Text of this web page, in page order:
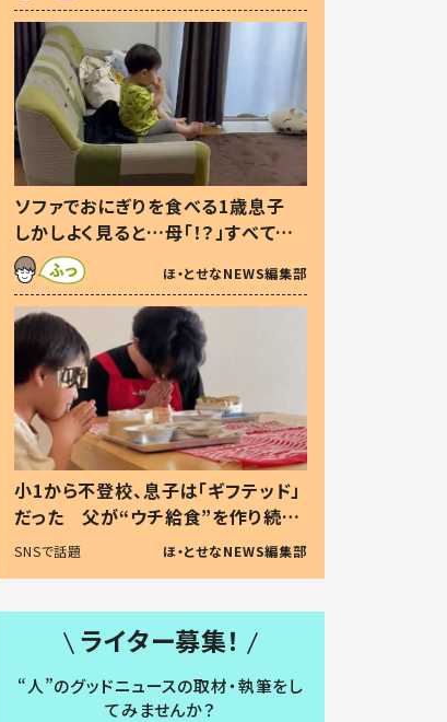
ソファでおにぎりを食べる1歳息子
しかしよく見ると…母「！？」すべてを
察した母の投稿に「可愛いから許
す！」「現行犯〜」
ほ・とせなNEWS編集部
小1から不登校、息子は「ギフテッド」
だった 父が“ウチ給食”を作り続け
る理由とは #令和の親 #令和の子
SNSで話題 ほ・とせなNEWS編集部
ライター募集！
“人”のグッドニュースの取材・執筆をし
てみませんか？